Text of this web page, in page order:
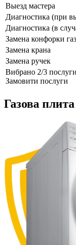
Вибрано 2/3
Замовити послуги
Выезд мастера
Диагностика (при
Диагностика (в
Замена конфорки
Замена крана
Замена ручек
Газова